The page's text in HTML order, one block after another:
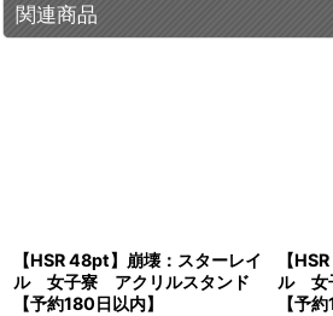
関連商品
【HSR 48pt】崩壊：スターレイ
ル 女子寮 アクリルスタンド
【予約180日以内】
【
ル 女
【予